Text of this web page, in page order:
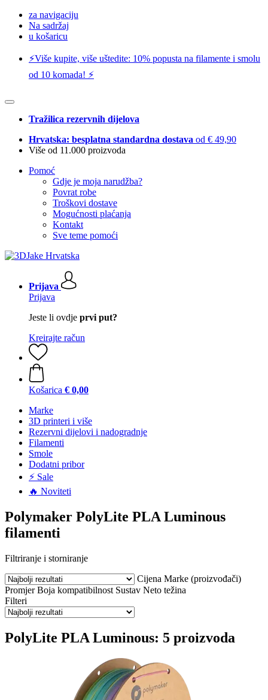
za navigaciju
Na sadržaj
u košaricu
⚡️Više kupite, više uštedite: 10% popusta na filamente i smolu
od 10 komada! ⚡️
Tražilica rezervnih dijelova
Hrvatska: besplatna standardna dostava od € 49,90
Više od 11.000 proizvoda
Pomoć
Gdje je moja narudžba?
Povrat robe
Troškovi dostave
Mogućnosti plaćanja
Kontakt
Sve teme pomoći
Prijava
Prijava
Jeste li ovdje prvi put?
Kreirajte račun
Košarica € 0,00
Marke
3D printeri i više
Rezervni dijelovi i nadogradnje
Filamenti
Smole
Dodatni pribor
⚡ Sale
🔥 Noviteti
Polymaker PolyLite PLA Luminous
filamenti
Filtriranje i storniranje
Cijena Marke (proizvođači)
Promjer Boja kompatibilnost Sustav Neto težina
Filteri
PolyLite PLA Luminous: 5 proizvoda